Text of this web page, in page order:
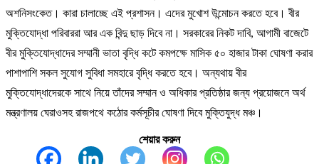
অশনিসংকেত। কারা চালাচ্ছে এই প্রশাসন। এদের মুখোশ উন্মোচন করতে হবে। বীর
মুক্তিযোদ্ধা পরিবাররা আর এক বিন্দু ছাড় দিবে না। সরকারের নিকট দাবি, আগামী বাজেটে
বীর মুক্তিযোদ্ধাদের সম্মানী ভাতা বৃদ্ধি কটে কমপক্ষে মাসিক ৫০ হাজার টাকা ঘোষণা করার
পাশাপাশি সকল সুযোগ সুবিধা সমহারে বৃদ্ধি করতে হবে। অন্যথায় বীর
মুক্তিযোদ্ধাদেরকে সাথে নিয়ে তাঁদের সম্মান ও অধিকার প্রতিষ্ঠার জন্য প্রয়োজনে অর্থ
মন্ত্রণালয় ঘেরাওসহ রাজপথে কঠোর কর্মসূচীর ঘোষণা দিবে মুক্তিযুদ্ধ মঞ্চ।
শেয়ার করুন